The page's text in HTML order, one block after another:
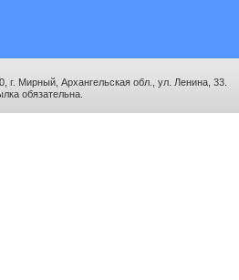
г. Мирный, Архангельская обл., ул. Ленина, 33.
обязательна.